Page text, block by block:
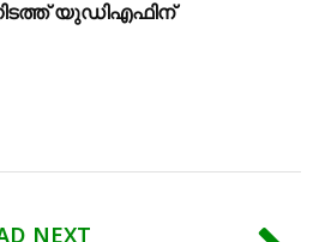
യുഡിഎഫിന്